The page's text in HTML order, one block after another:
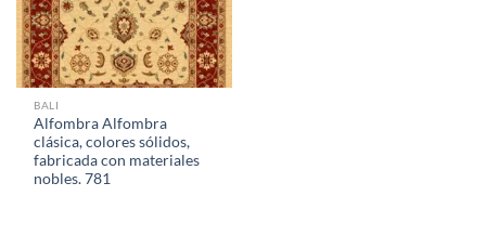
BALI
Alfombra Alfombra
clásica, colores sólidos,
fabricada con materiales
nobles. 781